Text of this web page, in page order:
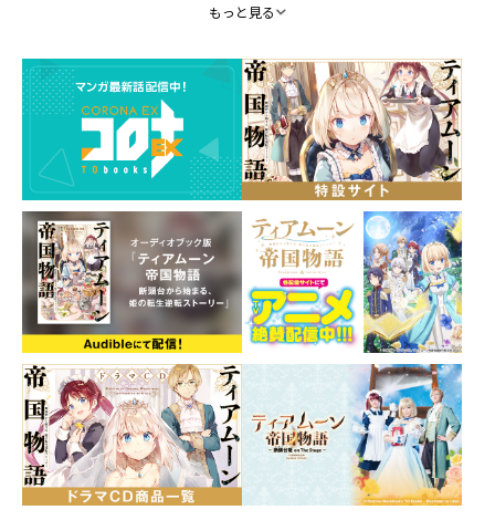
収録書き下ろし「その灯は未だ消えず ～幻の灯台を見
上げて～」
収録書き下ろし「その灯は未だ消えず ～ミーア姫、オ
ーパーツに出逢う！～」
収録書き下ろし「その灯は未だ消えず ～栄光の船出
は、叡智の導きと共に～」
国王暗殺の嫌疑で投獄中のオウラニア姫が消えた。誘拐
か逃亡か、はたまた『蛇』の罠か。彼女が処刑される未
来を知るミーアは、ガヌドス王を牽制し、ヴァイサリア
ン族の蜂起を止めるため、元老議会へと乗り込むこと
に。だが、議員たちは歓迎を超えて、問題丸投げモード
だった!? 叡智の名の下に重〜い期待を背負わされた小
心者姫【チキンハートプリンセス】は、思わず問いかけ
る──「国とはなんぞや？」と。放置された問題へと民
らが手を伸ばし、虚無に囚われた父娘が決別を図る時、
元わがまま姫の旗の下で国が再び動き出す！ 「わた
くし達が未来を照らす灯になりますわ！」 元・ポンコツ
もっと見る